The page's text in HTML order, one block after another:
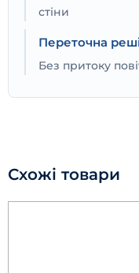
стіни
Переточна
Без притоку
Схожі товари